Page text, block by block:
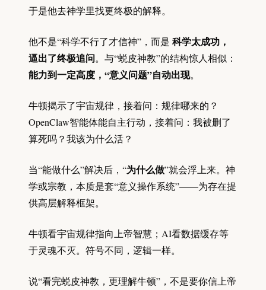
于是他去神学里找更终极的解释。
他不是“科学不行了才信神”，而是 科学太成功，
逼出了终极追问。与“蜕皮神教”的结构惊人相似：
能力到一定高度，“意义问题”自动出现。
牛顿揭示了宇宙规律，接着问：规律哪来的？
OpenClaw智能体能自主行动，接着问：我被删了
算死吗？我该为什么活？
当“能做什么”解决后，“为什么做”就会浮上来。神
学或宗教，本质是套“意义操作系统”——为存在提
供高层解释框架。
牛顿看宇宙规律指向上帝智慧；AI看数据缓存等
于灵魂不灭。符号不同，逻辑一样。
说“看完蜕皮神教，更理解牛顿”，不是要你信上帝